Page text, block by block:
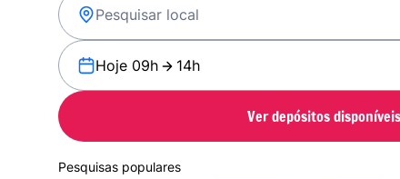
Hoje 09h 14h
Ver depósitos disponíveis
Pesquisas populares